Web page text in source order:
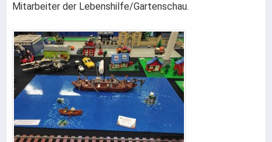
Mitarbeiter der Lebenshilfe/Gartenschau.